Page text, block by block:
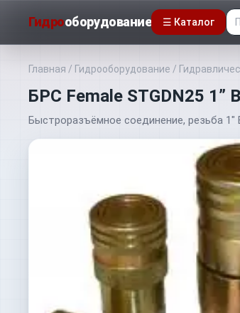
Гидрооборудование ☰ Каталог
Главная / Гидрооборудование /
БРС Female STGDN25 1”
Быстроразъёмное соединение, резьба 1"